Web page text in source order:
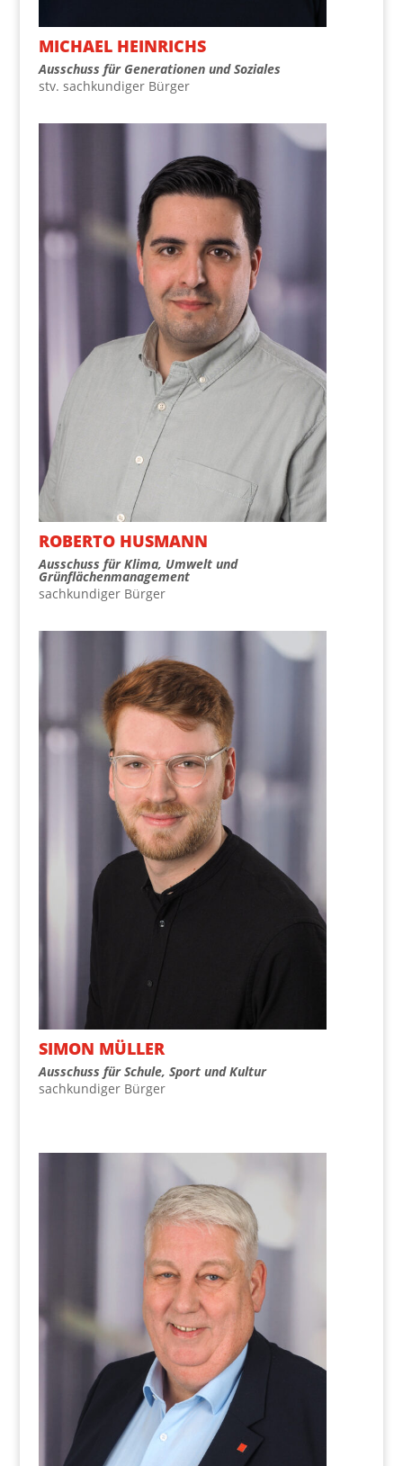
MICHA­EL HEINRICHS
Aus­schuss für Gene­ra­tio­nen und Soziales
stv. sach­kun­di­ger Bürger
ROBER­TO HUSMANN
Aus­schuss für Kli­ma, Umwelt und
Grünflächenmanagement
sach­kun­di­ger Bürger
SIMON MÜL­LER
Aus­schuss für Schu­le, Sport und Kultur
sach­kun­di­ger Bürger